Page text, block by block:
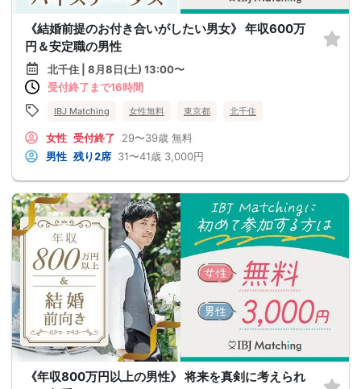
《結婚前提のお付き合いがしたい男女》 年収600万
円＆安定職の男性
北千住 | 8月8日(土) 13:00〜
受付終了まで16時間
IBJ Matching 女性無料 東京都 北千住
女性 受付終了 29〜39歳 無料
男性 残り2席 31〜41歳 3,000円
《年収800万円以上の男性》 将来を真剣に考えられ